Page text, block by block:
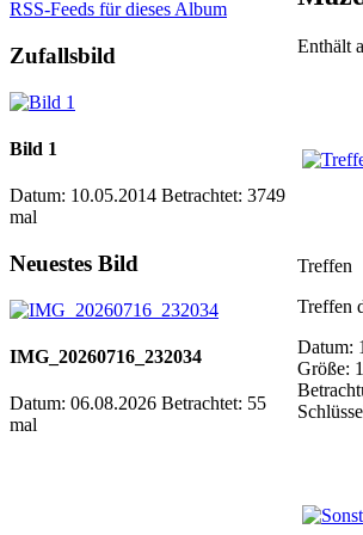
RSS-Feeds für dieses Album
Zufallsbild
Bild 1
Datum: 10.05.2014 Betrachtet: 3749
mal
Neuestes Bild
IMG_20260716_232034
Datum: 06.08.2026 Betrachtet: 55
mal
Enthält
Treffen
Treffen
Datum:
Größe: